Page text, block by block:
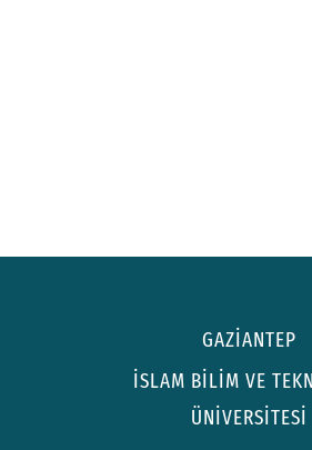
GAZİANTEP
İSLAM BİLİM VE
ÜNİVERSİTESİ